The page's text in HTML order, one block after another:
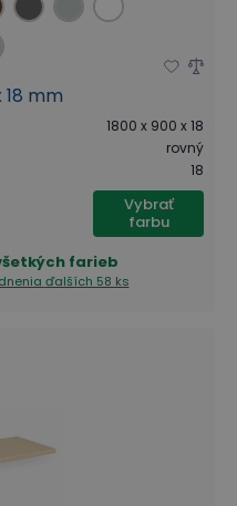
18 mm
1800 x 900 x 18
rovný
18
Vybrať
farbu
farieb
ďalších 58 ks